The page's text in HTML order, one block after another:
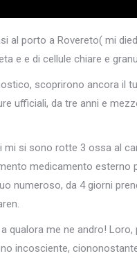
al porto a Rovereto( mi
e e di cellule chiare e
scoprirono ancora il
ufficiali, da tre anni e
si sono rotte 3 ossa al
medicamento esterno
numeroso, da 4 giorni
me ne andro!
incosciente,